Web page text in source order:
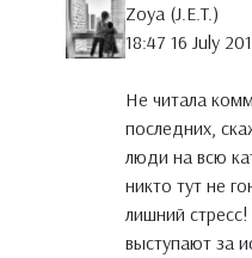
Zoya (J.E.T.)
18:47 16 July
Не читала
последних,
люди на всю
никто тут не
лишний
выступают за